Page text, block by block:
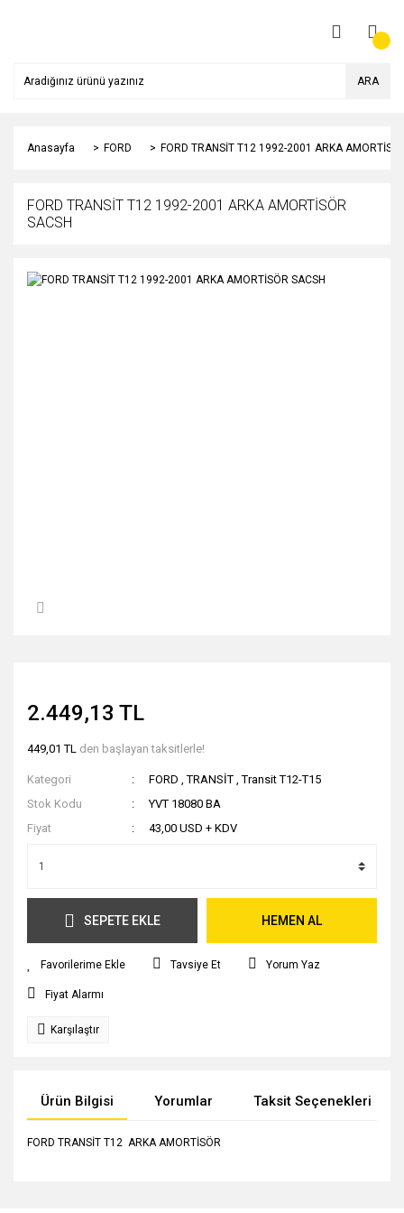
ARA
Anasayfa FORD FORD TRANSİT T12 1992-2001 ARKA
FORD TRANSİT T12 1992-2001 ARKA AMORTİSÖR
SACSH
2.449,13 TL
449,01 TL den başlayan taksitlerle!
Kategori FORD ,TRANSİT ,Transit T12-T15
Stok Kodu
YVT 18080 BA
Fiyat
43,00 USD + KDV
SEPETE EKLE HEMEN AL
Tavsiye Et Yorum Yaz
Fiyat Alarmı
Karşılaştır
Ürün Bilgisi Yorumlar Taksit Seçenekleri
FORD TRANSİT T12 ARKA AMORTİSÖR